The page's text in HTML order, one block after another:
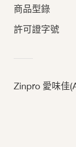
商品型錄
許可證字號
Zinpro 愛味佳